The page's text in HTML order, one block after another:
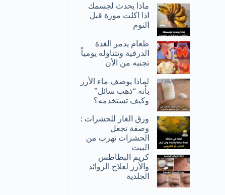
ماذا يحدث لجسمك
اذا اكلت موزة قبل
النوم
طعام يدمر الغدة
الدرقية وتتناوله يومياً
تجنبه من الأن
لماذا يوصف ماء الأرز
بأنه “ذهب سائل”
وكيف تستخدمه؟
ورق الغار للحشرات :
وصفة تجعل
الحشرات تهرب من
البيت
كريم البطاطس
والأرز لعلاج الزوائد
الجلدية